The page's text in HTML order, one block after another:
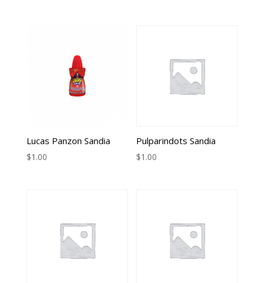
Lucas Panzon Sandia
$1.00
Pulparindots Sandia
$1.00